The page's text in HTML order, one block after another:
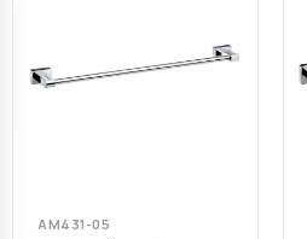
AM431-05